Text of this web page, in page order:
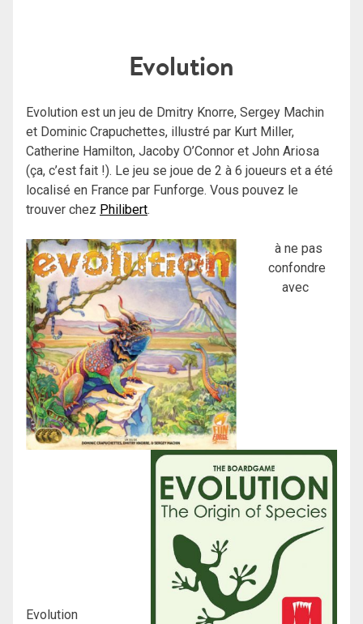
Evolution
Evolution est un jeu de Dmitry Knorre, Sergey Machin
et Dominic Crapuchettes, illustré par Kurt Miller,
Catherine Hamilton, Jacoby O’Connor et John Ariosa
(ça, c’est fait !). Le jeu se joue de 2 à 6 joueurs et a été
localisé en France par Funforge. Vous pouvez le
trouver chez Philibert.
à ne pas
confondre
avec
Evolution